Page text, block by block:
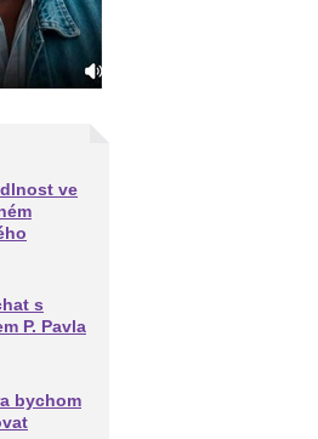
ve
s
P. Pavla
bychom